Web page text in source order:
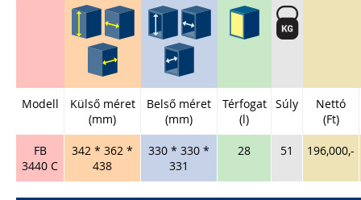
Modell
Külső méret
(mm)
Belső méret
(mm)
Térfogat
(l)
Súly
Nettó
(Ft)
FB
3440 C
342 * 362 *
438
330 * 330 *
331
28 51 196,000,-